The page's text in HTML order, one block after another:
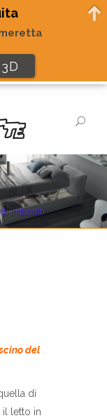
imbottiti
del
di
il letto in